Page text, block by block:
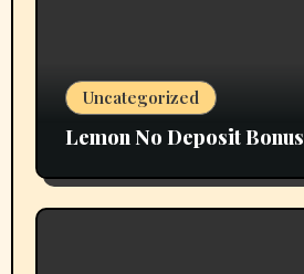
Uncategorized
Lemon No Deposit Bonus